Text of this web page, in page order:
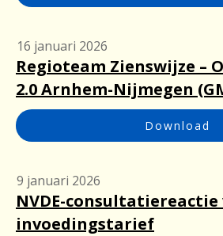
16 januari 2026
Regioteam Zienswijze –
2.0 Arnhem-Nijmegen
Download
9 januari 2026
NVDE-
invoedingstarief